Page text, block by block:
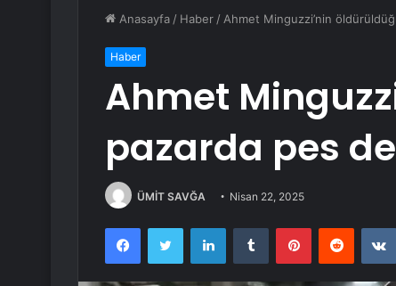
Anasayfa / Haber / Ahmet Minguzzi’nin
Haber
Ahmet
pazarda pes
ÜMİT SAVĞA Nisan 22, 2025
FacebookTwitter LinkedInTumblr PinterestReddit